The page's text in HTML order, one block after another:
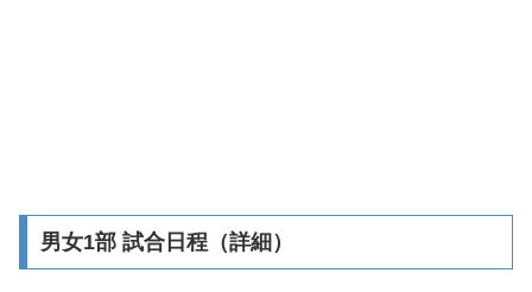
男女1部 試合日程（詳細）